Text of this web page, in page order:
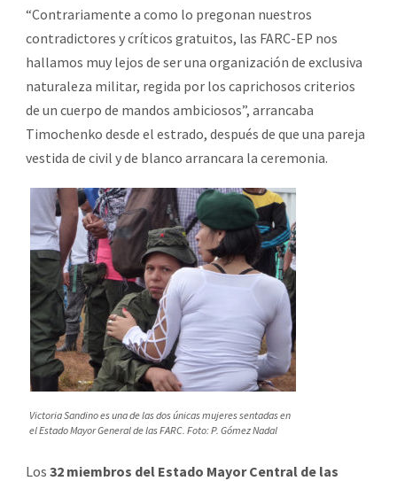
“Contrariamente a como lo pregonan nuestros
contradictores y críticos gratuitos, las FARC-EP nos
hallamos muy lejos de ser una organización de exclusiva
naturaleza militar, regida por los caprichosos criterios
de un cuerpo de mandos ambiciosos”, arrancaba
Timochenko desde el estrado, después de que una pareja
vestida de civil y de blanco arrancara la ceremonia.
Victoria Sandino es una de las dos únicas mujeres sentadas en
el Estado Mayor General de las FARC. Foto: P. Gómez Nadal
Los 32 miembros del Estado Mayor Central de las